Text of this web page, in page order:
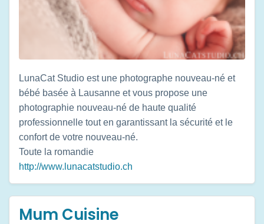
LunaCat Studio est une photographe nouveau-né et
bébé basée à Lausanne et vous propose une
photographie nouveau-né de haute qualité
professionnelle tout en garantissant la sécurité et le
confort de votre nouveau-né.
Toute la romandie
http://www.lunacatstudio.ch
Mum Cuisine